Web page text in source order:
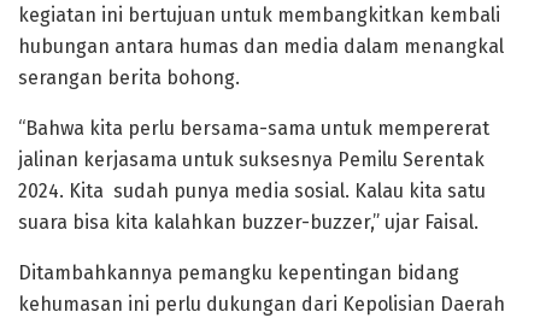
kegiatan ini bertujuan untuk membangkitkan kembali
hubungan antara humas dan media dalam menangkal
serangan berita bohong.
“Bahwa kita perlu bersama-sama untuk mempererat
jalinan kerjasama untuk suksesnya Pemilu Serentak
2024. Kita sudah punya media sosial. Kalau kita satu
suara bisa kita kalahkan buzzer-buzzer,” ujar Faisal.
Ditambahkannya pemangku kepentingan bidang
kehumasan ini perlu dukungan dari Kepolisian Daerah